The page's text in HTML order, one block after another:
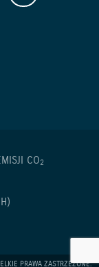
CO2
PRAWA ZASTRZEŻONE.